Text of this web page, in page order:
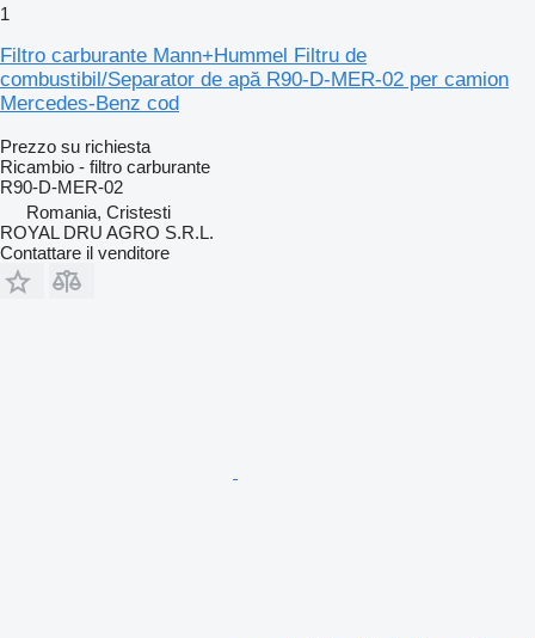
1
Filtro carburante Mann+Hummel Filtru de
combustibil/Separator de apă R90-D-MER-02 per camion
Mercedes-Benz cod
Prezzo su richiesta
Ricambio - filtro carburante
R90-D-MER-02
Romania, Cristesti
ROYAL DRU AGRO S.R.L.
Contattare il venditore